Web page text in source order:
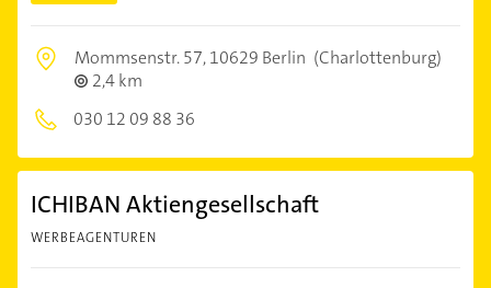
Mommsenstr. 57,10629 Berlin (Charlottenburg)
2,4 km
030 12 09 88 36
ICHIBAN Aktiengesellschaft
WERBEAGENTUREN